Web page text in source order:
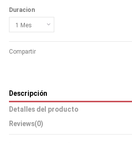
Duracion
Compartir
Descripción
Detalles del producto
Reviews(0)